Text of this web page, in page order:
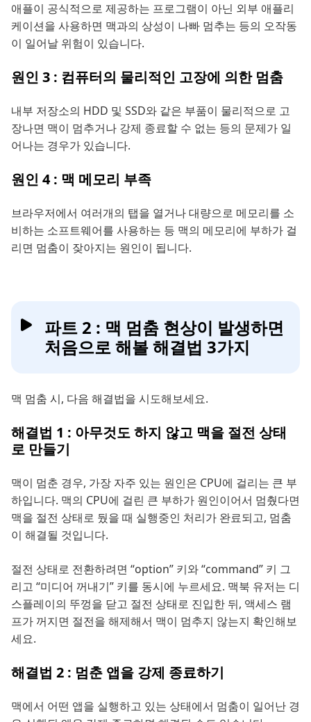
애플이 공식적으로 제공하는 프로그램이 아닌 외부 애플리
케이션을 사용하면 맥과의 상성이 나빠 멈추는 등의 오작동
이 일어날 위험이 있습니다.
원인 3 : 컴퓨터의 물리적인 고장에 의한 멈춤
내부 저장소의 HDD 및 SSD와 같은 부품이 물리적으로 고
장나면 맥이 멈추거나 강제 종료할 수 없는 등의 문제가 일
어나는 경우가 있습니다.
원인 4 : 맥 메모리 부족
브라우저에서 여러개의 탭을 열거나 대량으로 메모리를 소
비하는 소프트웨어를 사용하는 등 맥의 메모리에 부하가 걸
리면 멈춤이 잦아지는 원인이 됩니다.
파트 2 : 맥 멈춤 현상이 발생하면
처음으로 해볼 해결법 3가지
맥 멈춤 시, 다음 해결법을 시도해보세요.
해결법 1 : 아무것도 하지 않고 맥을 절전 상태
로 만들기
맥이 멈춘 경우, 가장 자주 있는 원인은 CPU에 걸리는 큰 부
하입니다. 맥의 CPU에 걸린 큰 부하가 원인이어서 멈췄다면
맥을 절전 상태로 뒀을 때 실행중인 처리가 완료되고, 멈춤
이 해결될 것입니다.
절전 상태로 전환하려면 “option” 키와 “command” 키 그
리고 “미디어 꺼내기” 키를 동시에 누르세요. 맥북 유저는 디
스플레이의 뚜껑을 닫고 절전 상태로 진입한 뒤, 액세스 램
프가 꺼지면 절전을 해제해서 맥이 멈추지 않는지 확인해보
세요.
해결법 2 : 멈춘 앱을 강제 종료하기
맥에서 어떤 앱을 실행하고 있는 상태에서 멈춤이 일어난 경